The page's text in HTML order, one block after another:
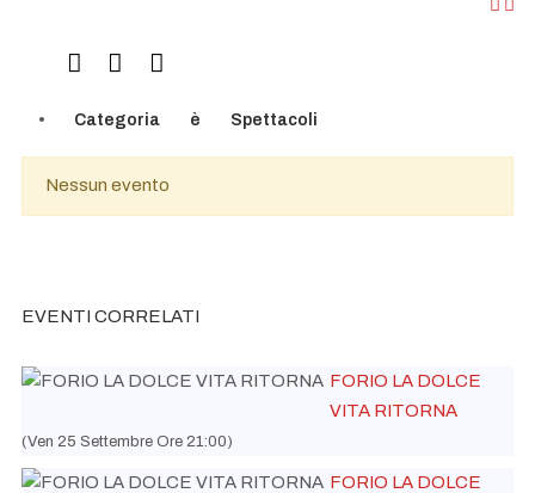
Categoria è Spettacoli
Nessun evento
EVENTI CORRELATI
FORIO LA DOLCE
VITA RITORNA
(Ven 25 Settembre Ore 21:00)
FORIO LA DOLCE